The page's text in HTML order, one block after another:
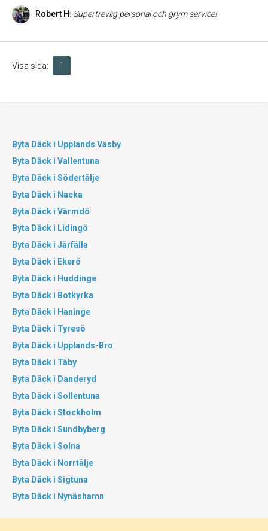
Robert H: Supertrevlig personal och grym service!
Visa sida: 1
Byta Däck i Upplands Väsby
Byta Däck i Vallentuna
Byta Däck i Södertälje
Byta Däck i Nacka
Byta Däck i Värmdö
Byta Däck i Lidingö
Byta Däck i Järfälla
Byta Däck i Ekerö
Byta Däck i Huddinge
Byta Däck i Botkyrka
Byta Däck i Haninge
Byta Däck i Tyresö
Byta Däck i Upplands-Bro
Byta Däck i Täby
Byta Däck i Danderyd
Byta Däck i Sollentuna
Byta Däck i Stockholm
Byta Däck i Sundbyberg
Byta Däck i Solna
Byta Däck i Norrtälje
Byta Däck i Sigtuna
Byta Däck i Nynäshamn